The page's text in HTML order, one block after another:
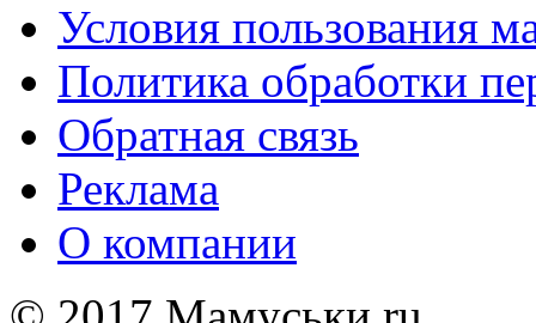
Условия пользования
Политика обработки
Обратная связь
Реклама
О компании